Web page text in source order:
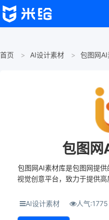
首页 AI设计素材 包图网
包图网
包图网AI素材库是包图网提
视觉创意平台，致力于提供
室以及国内外图库
AI设计素材 人气:1775